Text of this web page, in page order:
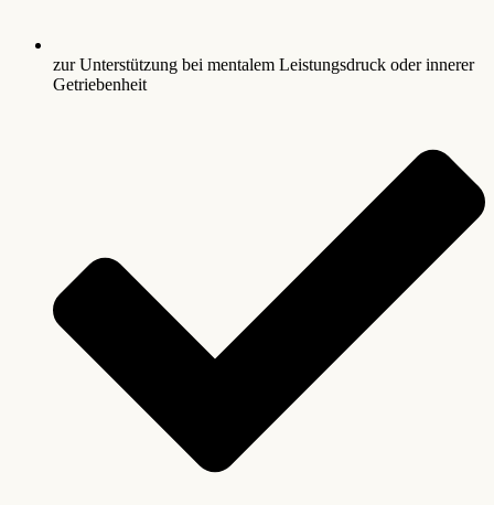
zur Unterstützung bei mentalem Leistungsdruck oder innerer
Getriebenheit